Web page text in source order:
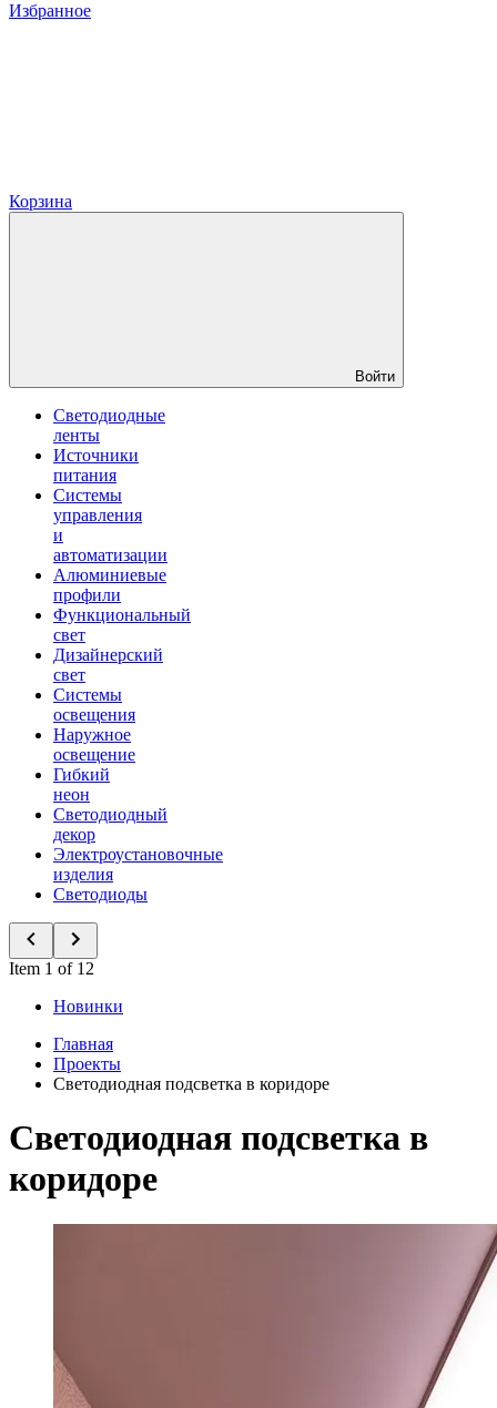
Избранное
Корзина
Войти
Светодиодные
ленты
Источники
питания
Системы
управления
и
автоматизации
Алюминиевые
профили
Функциональный
свет
Дизайнерский
свет
Системы
освещения
Наружное
освещение
Гибкий
неон
Светодиодный
декор
Электроустановочные
изделия
Светодиоды
Item 1 of 12
Новинки
Главная
Проекты
Светодиодная подсветка в коридоре
Светодиодная подсветка в
коридоре